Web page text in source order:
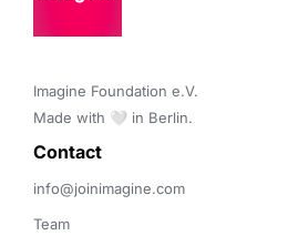
Imagine Foundation e.V.
Made with 🤍 in Berlin.
Contact
info@joinimagine.com
Team